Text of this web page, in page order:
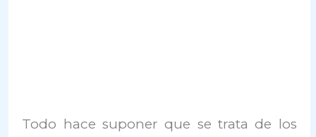
Todo hace suponer que se trata de los